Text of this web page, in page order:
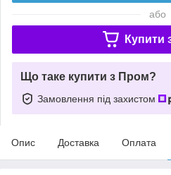
або
Купити
Що таке купити з Пром?
Замовлення під захистом
Опис Доставка Оплата